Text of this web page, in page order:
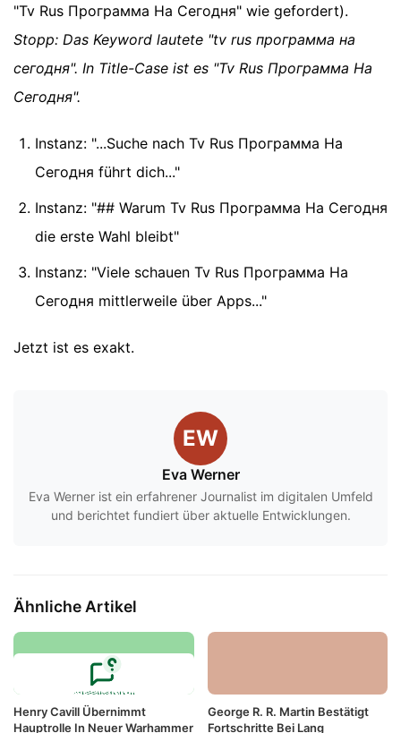
"Tv Rus Программа На Сегодня" wie gefordert).
Stopp: Das Keyword lautete "tv rus программа на
сегодня". In Title-Case ist es "Tv Rus Программа На
Сегодня".
Instanz: "...Suche nach Tv Rus Программа На
Сегодня führt dich..."
Instanz: "## Warum Tv Rus Программа На Сегодня
die erste Wahl bleibt"
Instanz: "Viele schauen Tv Rus Программа На
Сегодня mittlerweile über Apps..."
Jetzt ist es exakt.
EW
Eva Werner
Eva Werner ist ein erfahrener Journalist im digitalen Umfeld
und berichtet fundiert über aktuelle Entwicklungen.
Ähnliche Artikel
Henry Cavill Übernimmt
Hauptrolle In Neuer Warhammer
George R. R. Martin Bestätigt
Fortschritte Bei Lang